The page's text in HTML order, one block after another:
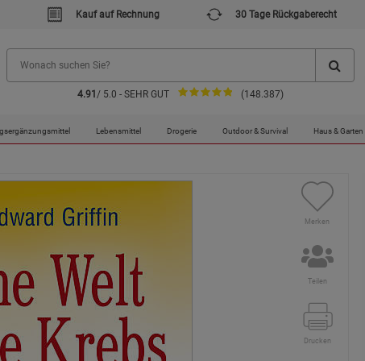
Kauf auf Rechnung 30 Tage Rückgaberecht
4.91 / 5.0 - SEHR GUT (148.387)
Lebensmittel Drogerie Outdoor & Survival Haus & Garten
Merken
Teilen
Drucken